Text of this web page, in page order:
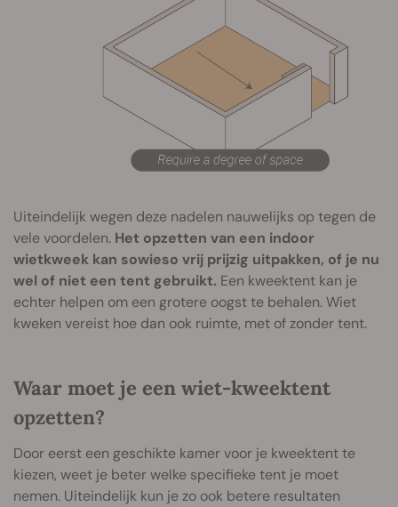
Uiteindelijk wegen deze nadelen nauwelijks op tegen de
vele voordelen. Het opzetten van een indoor
wietkweek kan sowieso vrij prijzig uitpakken, of je nu
wel of niet een tent gebruikt. Een kweektent kan je
echter helpen om een grotere oogst te behalen. Wiet
kweken vereist hoe dan ook ruimte, met of zonder tent.
Waar moet je een wiet-kweektent
opzetten?
Door eerst een geschikte kamer voor je kweektent te
kiezen, weet je beter welke specifieke tent je moet
nemen. Uiteindelijk kun je zo ook betere resultaten